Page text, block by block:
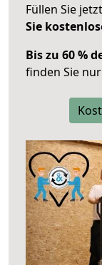
Füllen Sie
Sie
Bis zu 60 %
finden Sie